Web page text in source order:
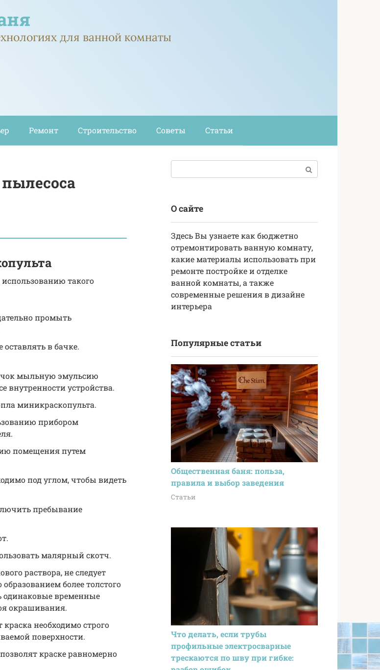
для ванной комнаты
Ремонт Строительство Советы Статьи
такого
промыть
в бачке.
мыльную эмульсию
внутренности устройства.
миникраскопульта.
прибором
помещения путем
под углом, чтобы видеть
пребывание
малярный скотч.
раствора, не следует
более толстого
одинаковые временные
окрашивания.
краска необходимо строго
поверхности.
краске равномерно
О сайте
Здесь Вы узнаете как бюджетно
отремонтировать ванную комнату,
какие материалы использовать при
ремонте постройке и отделке
ванной комнаты, а также
современные решения в дизайне
интерьера
Популярные статьи
Общественная баня: польза,
правила и выбор заведения
Статьи
Что делать, если трубы
профильные электросварные
трескаются по шву при гибке: